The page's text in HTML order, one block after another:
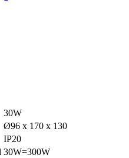
30W
Ø96 x 170 x 130
IP20
30W=300W